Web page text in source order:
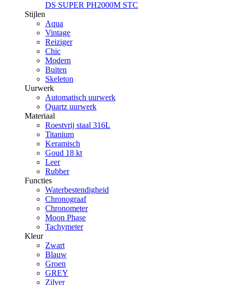
DS SUPER PH2000M STC
Stijlen
Aqua
Vintage
Reiziger
Chic
Modern
Buiten
Skeleton
Uurwerk
Automatisch uurwerk
Quartz uurwerk
Materiaal
Roestvrij staal 316L
Titanium
Keramisch
Goud 18 kt
Leer
Rubber
Functies
Waterbestendigheid
Chronograaf
Chronometer
Moon Phase
Tachymeter
Kleur
Zwart
Blauw
Groen
GREY
Zilver